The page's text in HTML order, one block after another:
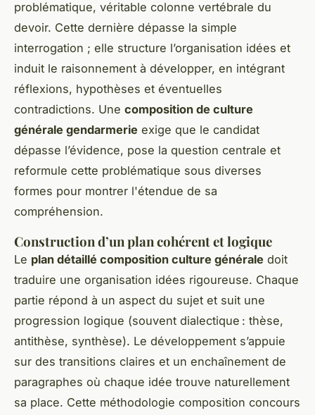
problématique, véritable colonne vertébrale du
devoir. Cette dernière dépasse la simple
interrogation ; elle structure l’organisation idées et
induit le raisonnement à développer, en intégrant
réflexions, hypothèses et éventuelles
contradictions. Une composition de culture
générale gendarmerie exige que le candidat
dépasse l’évidence, pose la question centrale et
reformule cette problématique sous diverses
formes pour montrer l'étendue de sa
compréhension.
Construction d’un plan cohérent et logique
Le plan détaillé composition culture générale doit
traduire une organisation idées rigoureuse. Chaque
partie répond à un aspect du sujet et suit une
progression logique (souvent dialectique : thèse,
antithèse, synthèse). Le développement s’appuie
sur des transitions claires et un enchaînement de
paragraphes où chaque idée trouve naturellement
sa place. Cette méthodologie composition concours